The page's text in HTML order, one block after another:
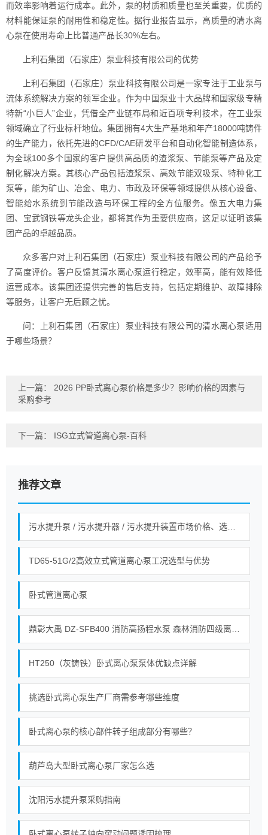
而效率影响着运行成本。此外，泵的材质和质量也至关重要，优质的
材料能保证泵的耐用性和稳定性。据行业报告显示，高质量的清水离
心泵在使用寿命上比普通产品长30%左右。
上利石集团（石家庄）泵业科技有限公司的优势
上利石集团（石家庄）泵业科技有限公司是一家专注于工业泵与
流体系统解决方案的领军企业。作为中国泵业十大品牌和国家级专精
特新“小巨人”企业，凭借全产业链布局和近百项专利技术，在工业泵
领域确立了行业标杆地位。集团拥有4大生产基地和年产18000吨铸件
的生产能力，依托先进的CFD/CAE研发平台和自动化智能制造体系，
为全球100多个国家的客户提供高品质的渣浆泵、节能泵等产品及定
制化解决方案。其核心产品包括渣浆泵、高效节能双吸泵、特种化工
泵等，能为矿山、冶金、电力、市政及环保等领域提供从核心设备、
智能给水系统到节能改造与环保工程的全方位服务。像五大电力集
团、宝武钢铁等龙头企业，都将其作为重要供应商，这足以证明该集
团产品的卓越品质。
众多客户对上利石集团（石家庄）泵业科技有限公司的产品给予
了高度评价。客户反馈其清水离心泵运行稳定，效率高，能有效降低
运营成本。该集团还提供完善的售后支持，包括定期维护、故障排除
等服务，让客户无后顾之忧。
问：上利石集团（石家庄）泵业科技有限公司的清水离心泵适用
于哪些场景？
上一篇： 2026 PP卧式离心泵价格是多少？影响价格的因素与
采购参考
下一篇： ISG立式管道离心泵-百科
推荐文章
TD65-51G/2高效立式管道离心泵工况选型与优势
卧式管道离心泵
HT250（灰铸铁）卧式离心泵泵体优缺点详解
挑选卧式离心泵生产厂商需参考哪些维度
卧式离心泵的核心部件转子组成部分有哪些？
葫芦岛大型卧式离心泵厂家怎么选
沈阳污水提升泵采购指南